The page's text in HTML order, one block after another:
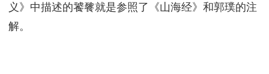
义》中描述的饕餮就是参照了《山海经》和郭璞的注
解。